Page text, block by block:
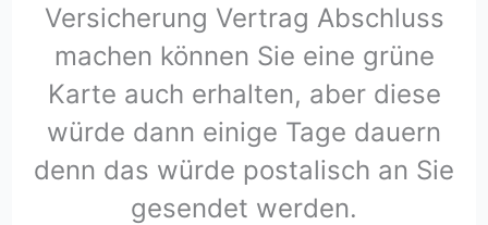
Versicherung Vertrag Abschluss
machen können Sie eine grüne
Karte auch erhalten, aber diese
würde dann einige Tage dauern
denn das würde postalisch an Sie
gesendet werden.